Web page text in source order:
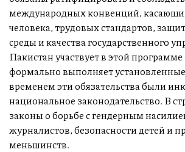
международных конвенций,
человека, трудовых стандартов,
среды и качества государственного
Пакистан участвует в этой программе
формально выполняет
временем эти обязательства были
национальное законодательство. В
законы о борьбе с гендерным
журналистов, безопасности детей и
меньшинств.